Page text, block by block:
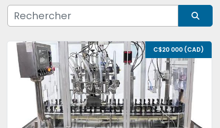
Condition
C$20 000 (CAD)